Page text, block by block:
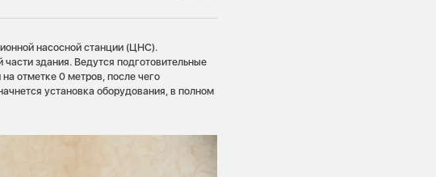
насосной станции (ЦНС).
здания. Ведутся подготовительные
отметке 0 метров, после чего
установка оборудования, в полном